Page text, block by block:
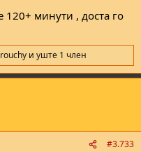
120+ минути , доста го
и уште 1 член
#3.733